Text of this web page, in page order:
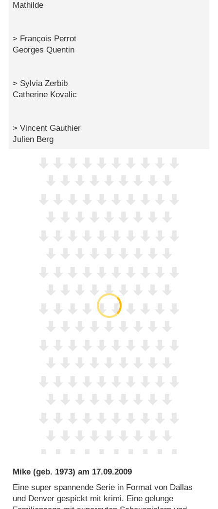
Mathilde
> François Perrot
Georges Quentin
> Sylvia Zerbib
Catherine Kovalic
> Vincent Gauthier
Julien Berg
Mike (geb. 1973) am 17.09.2009
Eine super spannende Serie in Format von Dallas
und Denver gespickt mit krimi. Eine gelunge